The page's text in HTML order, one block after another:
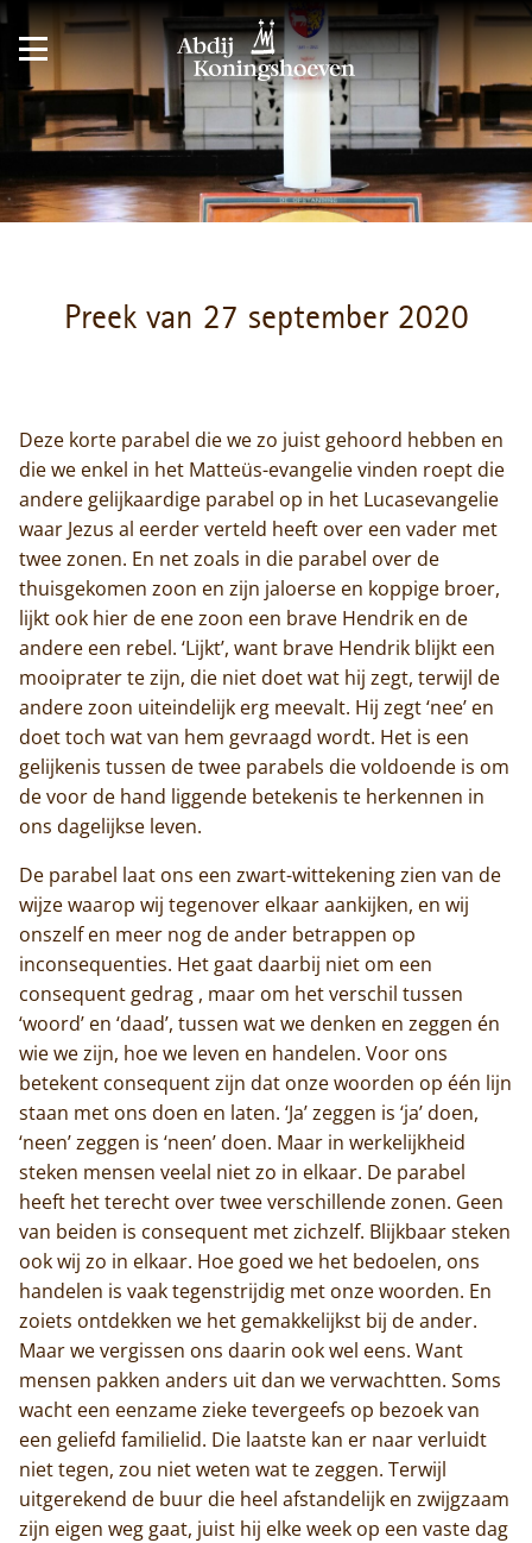
Preek van 27 september 2020
Deze korte parabel die we zo juist gehoord hebben en
die we enkel in het Matteüs-evangelie vinden roept die
andere gelijkaardige parabel op in het Lucasevangelie
waar Jezus al eerder verteld heeft over een vader met
twee zonen. En net zoals in die parabel over de
thuisgekomen zoon en zijn jaloerse en koppige broer,
lijkt ook hier de ene zoon een brave Hendrik en de
andere een rebel. ‘Lijkt’, want brave Hendrik blijkt een
mooiprater te zijn, die niet doet wat hij zegt, terwijl de
andere zoon uiteindelijk erg meevalt. Hij zegt ‘nee’ en
doet toch wat van hem gevraagd wordt. Het is een
gelijkenis tussen de twee parabels die voldoende is om
de voor de hand liggende betekenis te herkennen in
ons dagelijkse leven.
De parabel laat ons een zwart-wittekening zien van de
wijze waarop wij tegenover elkaar aankijken, en wij
onszelf en meer nog de ander betrappen op
inconsequenties. Het gaat daarbij niet om een
consequent gedrag , maar om het verschil tussen
‘woord’ en ‘daad’, tussen wat we denken en zeggen én
wie we zijn, hoe we leven en handelen. Voor ons
betekent consequent zijn dat onze woorden op één lijn
staan met ons doen en laten. ‘Ja’ zeggen is ‘ja’ doen,
‘neen’ zeggen is ‘neen’ doen. Maar in werkelijkheid
steken mensen veelal niet zo in elkaar. De parabel
heeft het terecht over twee verschillende zonen. Geen
van beiden is consequent met zichzelf. Blijkbaar steken
ook wij zo in elkaar. Hoe goed we het bedoelen, ons
handelen is vaak tegenstrijdig met onze woorden. En
zoiets ontdekken we het gemakkelijkst bij de ander.
Maar we vergissen ons daarin ook wel eens. Want
mensen pakken anders uit dan we verwachtten. Soms
wacht een eenzame zieke tevergeefs op bezoek van
een geliefd familielid. Die laatste kan er naar verluidt
niet tegen, zou niet weten wat te zeggen. Terwijl
uitgerekend de buur die heel afstandelijk en zwijgzaam
zijn eigen weg gaat, juist hij elke week op een vaste dag